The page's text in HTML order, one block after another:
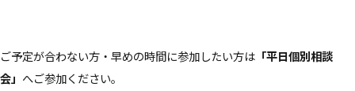
ご予定が合わない方・早めの時間に参加したい方は 「平日個別相談
会」 へご参加ください。